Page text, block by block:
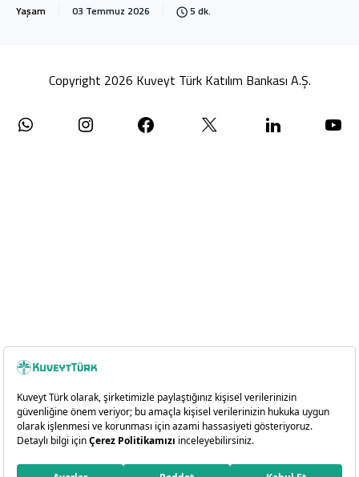
Yaşam 03 Temmuz 2026 5 dk.
Copyright 2026 Kuveyt Türk Katılım Bankası A.Ş.